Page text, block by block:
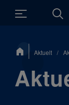
Du
er Aktuelt /